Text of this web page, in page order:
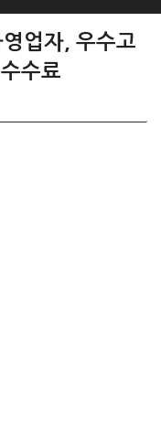
업자, 우수고
수료